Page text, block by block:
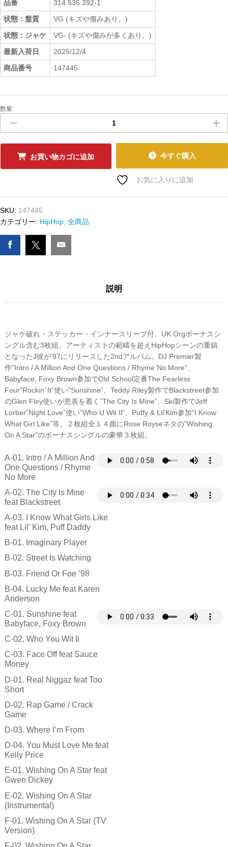
品番
314 536 392-1
状態：盤質
VG (キズや傷みあり。)
状態：ジャケ
VG- (キズや傷みが多くあり。)
最新入荷日
2025/12/4
商品番号
147445
中
ﾚ
ｺ
ﾄﾞ
IN
MY
LIFETIME,
VOL.
1
数量:
お買い物カゴに追加 今すぐ購入
お気に入りに追加
SKU: 147445
カテゴリー: HipHop 全商品
説明
ジャケ破れ・ステッカー・インナースリーブ付。UK Orgボーナスシ
ングル含む3枚組。アーティストの範疇を超えHipHopシーンの重鎮
となったJ彼が’97にリリースした2ndアルバム。DJ Premier製
作”Intro / A Million And One Questions / Rhyme No More”、
Babyface, Foxy Brown参加でOld School定番The Fearless
Four”Rockin’ It”使い”Sunshine”、Teddy Riley製作でBlackstreet参加
のGlen Fley使いが意表を着く”The City Is Mine”、Ski製作でJeff
Lorber”Night Love”使い”Who U Wit Il”、Puffy & Lil’Kim参加”I Know
What Girl Like”等、２枚組全１４曲にRose Royseネタの”Wishing
On A Star”のボーナスシングルの豪華３枚組。
A-01. Intro / A Million And
One Questions / Rhyme
No More
A-02. The City Is Mine
feat Blackstreet
A-03. I Know What Girls Like
feat Lil’ Kim, Puff Daddy
B-01. Imaginary Player
B-02. Street Is Watching
B-03. Friend Or Foe ’98
B-04. Lucky Me feat Karen
Anderson
C-01. Sunshine feat
Babyface, Foxy Brown
C-02. Who You Wit Ii
C-03. Face Off feat Sauce
Money
D-01. Real Niggaz feat Too
Short
D-02. Rap Game / Crack
Game
D-03. Where I’m From
D-04. You Must Love Me feat
Kelly Price
E-01. Wishing On A Star feat
Gwen Dickey
E-02. Wishing On A Star
(Instrumental)
F-01. Wishing On A Star (TV
Version)